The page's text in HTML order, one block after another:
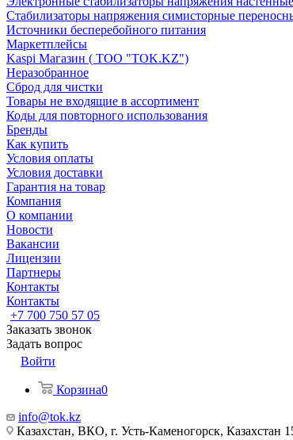
Стабилизаторы напряжения симисторные
Источники бесперебойного питания
Маркетплейсы
Kaspi Магазин ( ТОО "TOK.KZ")
Неразобранное
Сброд для чистки
Товары не входящие в ассортимент
Коды для повторного использования
Бренды
Как купить
Условия оплаты
Условия доставки
Гарантия на товар
Компания
О компании
Новости
Вакансии
Лицензии
Партнеры
Контакты
Контакты
+7 700 750 57 05
Заказать звонок
Задать вопрос
Войти
Корзина0
info@tok.kz
Казахстан, ВКО, г. Усть-Каменогорск, Казахстан